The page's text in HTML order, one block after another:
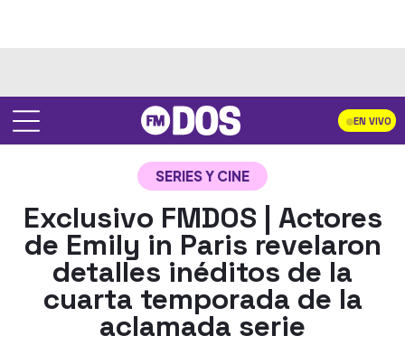
EN VIVO
SERIES Y CINE
Exclusivo FMDOS | Actores
de Emily in Paris revelaron
detalles inéditos de la
cuarta temporada de la
aclamada serie